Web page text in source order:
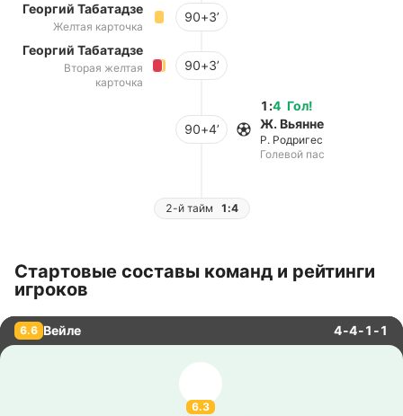
Георгий Табатадзе
Желтая карточка
90+3’
Георгий Табатадзе
Вторая желтая
карточка
90+3’
90+4’
Гол!
1 :4
Ж. Вьянне
Р. Родригес
Голевой пас
2-й тайм 1:4
Стартовые составы команд и рейтинги
игроков
6.6 Вейле 4-4-1-1
6.3